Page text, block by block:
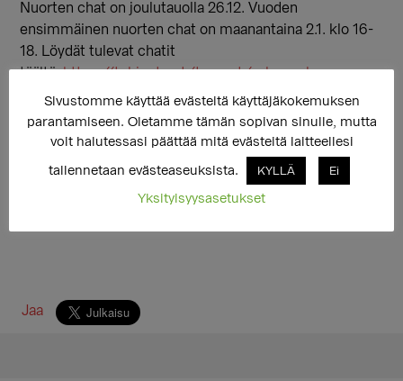
Nuorten chat on joulutauolla 26.12. Vuoden
ensimmäinen nuorten chat on maanantaina 2.1. klo 16-
18. Löydät tulevat chatit
täältä:https://tukinet.net/teemat/sukupuolen-
moninaisuuden-osaamiskeskusksen-avoimet-
ryhmachatit-nuorille-maanantaisin-klo-16-
18/ryhmachatit/
Jaa
Sivustomme käyttää evästeitä käyttäjäkokemuksen
parantamiseen. Oletamme tämän sopivan sinulle, mutta
voit halutessasi päättää mitä evästeitä laitteellesi
tallennetaan evästeaseuksista. KYLLÄ Ei
Yksityisyysasetukset